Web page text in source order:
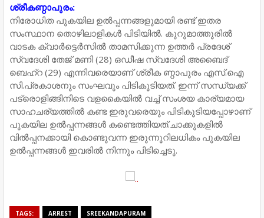
ശ്രീകണ്ഠാപുരം:
നിരോധിത പുകയില ഉൽപ്പന്നങ്ങളുമായി രണ്ട് ഇതര
സംസ്ഥാന തൊഴിലാളികൾ പിടിയിൽ. കുറുമാത്തൂരിൽ
വാടക ക്വാർട്ടെർസിൽ താമസിക്കുന്ന ഉത്തർ പ്രദേശ്
സ്വദേശി തേജ് മണി (28) ഒഡീഷ സ്വദേശി അബൈദ്
ബെഹ്റ (29) എന്നിവരെയാണ് ശ്രീക ണ്ഠാപുരം എസ്.ഐ
സി.പ്രകാശനും സംഘവും പിടികൂടിയത്. ഇന്ന് സന്ധ്യക്ക്
പട്രൊളിങ്ങിനിടെ വളകൈയിൽ വച്ച് സംശയ കാര്യമായ
സാഹചര്യത്തിൽ കണ്ട ഇരുവരെയും പിടികൂടിയപ്പോഴാണ്
പുകയില ഉൽപ്പന്നങ്ങൾ കണ്ടെത്തിയത്.ചാക്കുകളിൽ
വിൽപ്പനക്കായി കൊണ്ടുവന്ന ഇരുന്നൂറിലധികം പുകയില
ഉൽപ്പന്നങ്ങൾ ഇവരിൽ നിന്നും പിടിച്ചെടു.
TAGS: ARREST SREEKANDAPURAM